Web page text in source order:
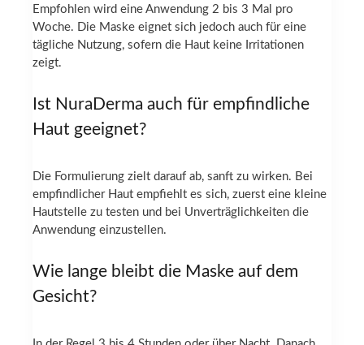
Empfohlen wird eine Anwendung 2 bis 3 Mal pro
Woche. Die Maske eignet sich jedoch auch für eine
tägliche Nutzung, sofern die Haut keine Irritationen
zeigt.
Ist NuraDerma auch für empfindliche
Haut geeignet?
Die Formulierung zielt darauf ab, sanft zu wirken. Bei
empfindlicher Haut empfiehlt es sich, zuerst eine kleine
Hautstelle zu testen und bei Unverträglichkeiten die
Anwendung einzustellen.
Wie lange bleibt die Maske auf dem
Gesicht?